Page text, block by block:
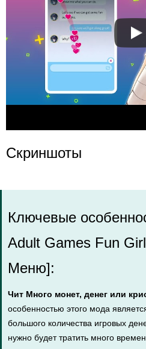
Скриншоты
Ключевые
Adult Games Fun
Меню]:
Чит Много монет, денег или
особенностью этого мода
большого количества игровых
нужно будет тратить много